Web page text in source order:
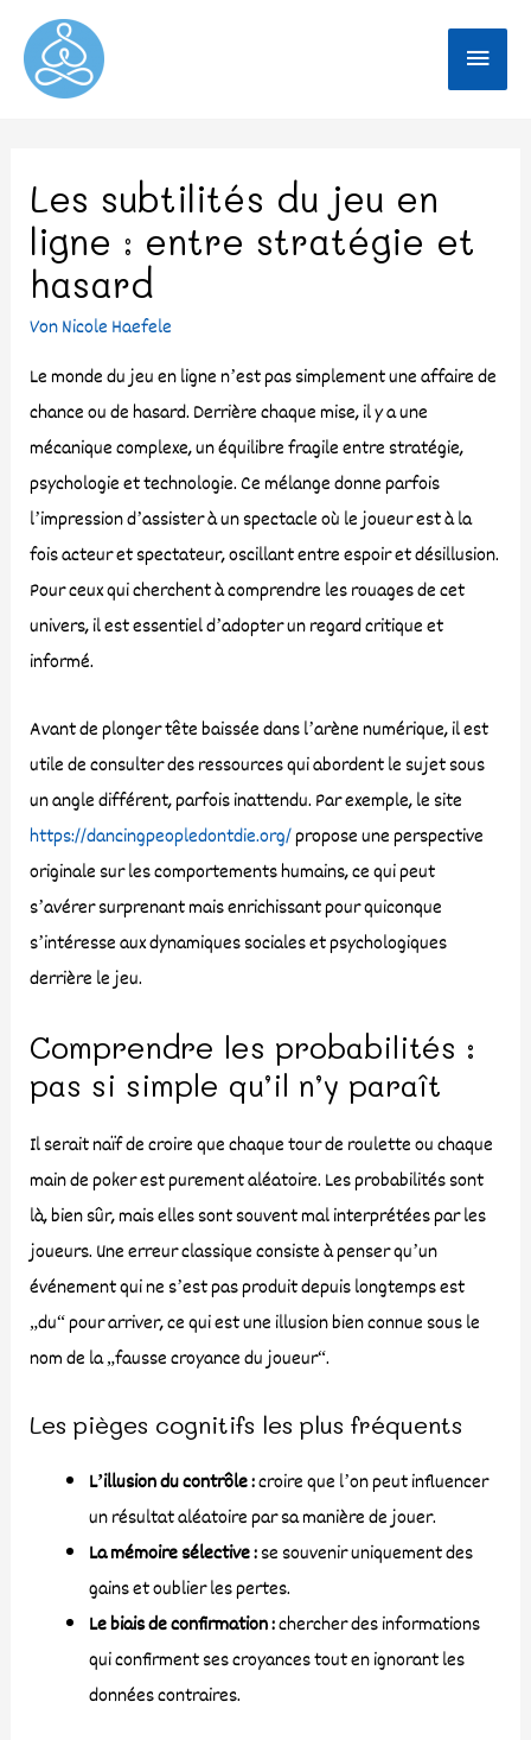
Les subtilités du jeu en
ligne : entre stratégie et
hasard
VonNicole Haefele
Le monde du jeu en ligne n’est pas simplement une affaire de
chance ou de hasard. Derrière chaque mise, il y a une
mécanique complexe, un équilibre fragile entre stratégie,
psychologie et technologie. Ce mélange donne parfois
l’impression d’assister à un spectacle où le joueur est à la
fois acteur et spectateur, oscillant entre espoir et désillusion.
Pour ceux qui cherchent à comprendre les rouages de cet
univers, il est essentiel d’adopter un regard critique et
informé.
Avant de plonger tête baissée dans l’arène numérique, il est
utile de consulter des ressources qui abordent le sujet sous
un angle différent, parfois inattendu. Par exemple, le site
https://dancingpeopledontdie.org/propose une perspective
originale sur les comportements humains, ce qui peut
s’avérer surprenant mais enrichissant pour quiconque
s’intéresse aux dynamiques sociales et psychologiques
derrière le jeu.
Comprendre les probabilités :
pas si simple qu’il n’y paraît
Il serait naïf de croire que chaque tour de roulette ou chaque
main de poker est purement aléatoire. Les probabilités sont
là, bien sûr, mais elles sont souvent mal interprétées par les
joueurs. Une erreur classique consiste à penser qu’un
événement qui ne s’est pas produit depuis longtemps est
„du“ pour arriver, ce qui est une illusion bien connue sous le
nom de la „fausse croyance du joueur“.
Les pièges cognitifs les plus fréquents
L’illusion du contrôle :croire que l’on peut influencer
un résultat aléatoire par sa manière de jouer.
La mémoire sélective :se souvenir uniquement des
gains et oublier les pertes.
Le biais de confirmation :chercher des informations
qui confirment ses croyances tout en ignorant les
données contraires.